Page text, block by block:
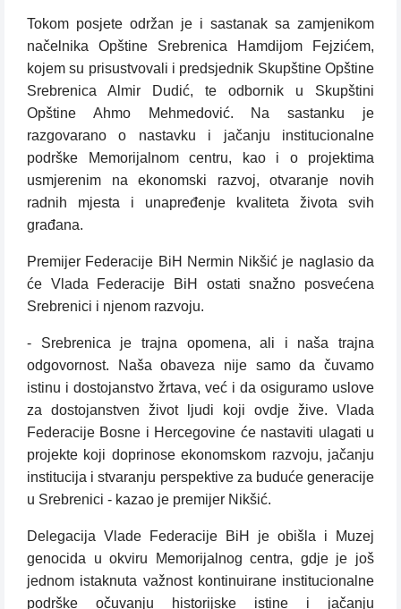
Tokom posjete održan je i sastanak sa zamjenikom
načelnika Opštine Srebrenica Hamdijom Fejzićem,
kojem su prisustvovali i predsjednik Skupštine Opštine
Srebrenica Almir Dudić, te odbornik u Skupštini
Opštine Ahmo Mehmedović. Na sastanku je
razgovarano o nastavku i jačanju institucionalne
podrške Memorijalnom centru, kao i o projektima
usmjerenim na ekonomski razvoj, otvaranje novih
radnih mjesta i unapređenje kvaliteta života svih
građana.
Premijer Federacije BiH Nermin Nikšić je naglasio da
će Vlada Federacije BiH ostati snažno posvećena
Srebrenici i njenom razvoju.
- Srebrenica je trajna opomena, ali i naša trajna
odgovornost. Naša obaveza nije samo da čuvamo
istinu i dostojanstvo žrtava, već i da osiguramo uslove
za dostojanstven život ljudi koji ovdje žive. Vlada
Federacije Bosne i Hercegovine će nastaviti ulagati u
projekte koji doprinose ekonomskom razvoju, jačanju
institucija i stvaranju perspektive za buduće generacije
u Srebrenici - kazao je premijer Nikšić.
Delegacija Vlade Federacije BiH je obišla i Muzej
genocida u okviru Memorijalnog centra, gdje je još
jednom istaknuta važnost kontinuirane institucionalne
podrške očuvanju historijske istine i jačanju